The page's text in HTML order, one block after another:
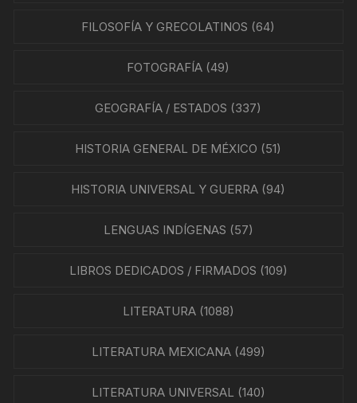
FILOSOFÍA Y GRECOLATINOS (64)
FOTOGRAFÍA (49)
GEOGRAFÍA / ESTADOS (337)
HISTORIA GENERAL DE MÉXICO (51)
HISTORIA UNIVERSAL Y GUERRA (94)
LENGUAS INDÍGENAS (57)
LIBROS DEDICADOS / FIRMADOS (109)
LITERATURA(1088)
LITERATURA MEXICANA(499)
LITERATURA UNIVERSAL (140)